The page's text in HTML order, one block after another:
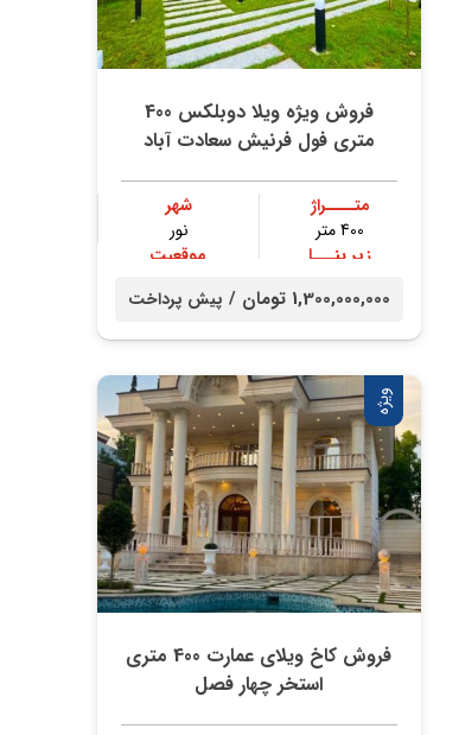
فروش ویژه ویلا دوبلکس 400
متری فول فرنیش سعادت آباد
متــــراژ
400 متر
شهر
نور
زیر بنـــا
موقعیت
1,300,000,000 تومان / پیش پرداخت
ویژه
فروش کاخ ویلای عمارت 400 متری
استخر چهار فصل